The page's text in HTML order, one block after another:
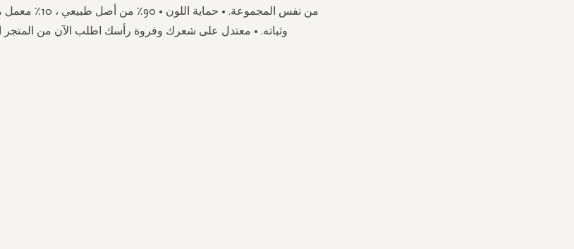
من نفس المجموعة. •
وثباته. • معتدل على شعرك وفروة رأسك اطلب الآن من المتجر